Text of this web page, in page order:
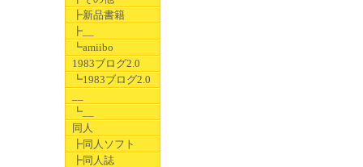
┣新品書籍
┣__
┗amiibo
1983ブログ2.0
┗1983ブログ2.0
┗__
同人
┣同人ソフト
┣同人誌